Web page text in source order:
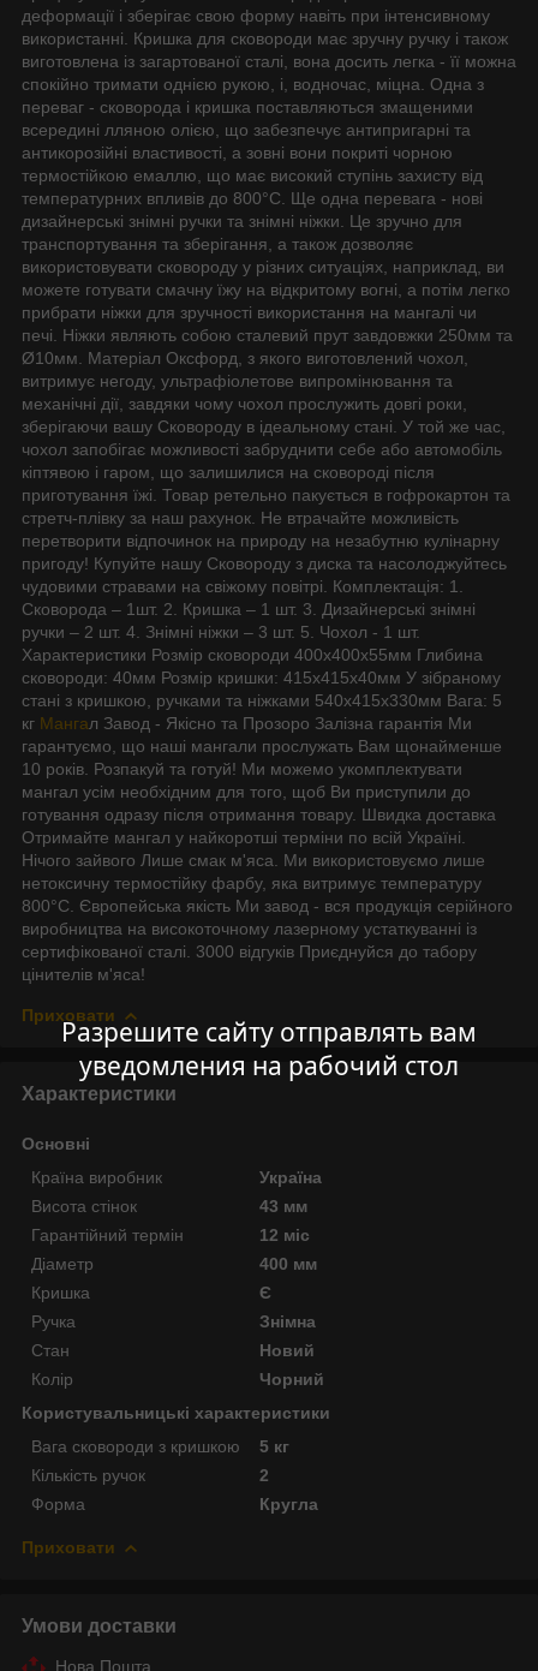
Разрешите сайту отправлять вам
уведомления на рабочий стол
деформації і зберігає свою форму навіть при інтенсивному
використанні. Кришка для сковороди має зручну ручку і також
виготовлена із загартованої сталі, вона досить легка - її можна
спокійно тримати однією рукою, і, водночас, міцна. Одна з
переваг - сковорода і кришка поставляються змащеними
всередині лляною олією, що забезпечує антипригарні та
антикорозійні властивості, а зовні вони покриті чорною
термостійкою емаллю, що має високий ступінь захисту від
температурних впливів до 800°C. Ще одна перевага - нові
дизайнерські знімні ручки та знімні ніжки. Це зручно для
транспортування та зберігання, а також дозволяє
використовувати сковороду у різних ситуаціях, наприклад, ви
можете готувати смачну їжу на відкритому вогні, а потім легко
прибрати ніжки для зручності використання на мангалі чи
печі. Ніжки являють собою сталевий прут завдовжки 250мм та
Ø10мм. Матеріал Оксфорд, з якого виготовлений чохол,
витримує негоду, ультрафіолетове випромінювання та
механічні дії, завдяки чому чохол прослужить довгі роки,
зберігаючи вашу Сковороду в ідеальному стані. У той же час,
чохол запобігає можливості забруднити себе або автомобіль
кіптявою і гаром, що залишилися на сковороді після
приготування їжі. Товар ретельно пакується в гофрокартон та
стретч-плівку за наш рахунок. Не втрачайте можливість
перетворити відпочинок на природу на незабутню кулінарну
пригоду! Купуйте нашу Сковороду з диска та насолоджуйтесь
чудовими стравами на свіжому повітрі. Комплектація: 1.
Сковорода – 1шт. 2. Кришка – 1 шт. 3. Дизайнерські знімні
ручки – 2 шт. 4. Знімні ніжки – 3 шт. 5. Чохол - 1 шт.
Характеристики Розмір сковороди 400х400х55мм Глибина
сковороди: 40мм Розмір кришки: 415х415х40мм У зібраному
стані з кришкою, ручками та ніжками 540х415х330мм Вага: 5
кг Мангал Завод - Якісно та Прозоро Залізна гарантія Ми
гарантуємо, що наші мангали прослужать Вам щонайменше
10 років. Розпакуй та готуй! Ми можемо укомплектувати
мангал усім необхідним для того, щоб Ви приступили до
готування одразу після отримання товару. Швидка доставка
Отримайте мангал у найкоротші терміни по всій Україні.
Нічого зайвого Лише смак м'яса. Ми використовуємо лише
нетоксичну термостійку фарбу, яка витримує температуру
800°С. Європейська якість Ми завод - вся продукція серійного
виробництва на високоточному лазерному устаткуванні із
сертифікованої сталі. 3000 відгуків Приєднуйся до табору
цінителів м'яса!
Приховати
Характеристики
Основні
Країна виробник
Україна
Висота стінок
43 мм
Гарантійний термін
12 міс
Діаметр
400 мм
Кришка
Є
Ручка
Знімна
Стан
Новий
Колір
Чорний
Користувальницькі характеристики
Вага сковороди з кришкою
5 кг
Кількість ручок
2
Форма
Кругла
Приховати
Умови доставки
Нова Пошта